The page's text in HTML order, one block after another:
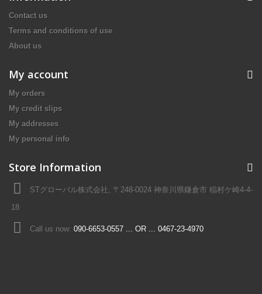
Contact us
Terms and conditions of use
About us
My account
My orders
My credit slips
My addresses
My personal info
Store Information
STグローバル株式会社, 〒248-0024 神奈川県鎌倉市 稲村ケ崎4-4-
18
Call us now: 090-6653-0557 ... OR ... 0467-23-4970